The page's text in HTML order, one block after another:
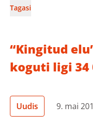
Kuidas aidata?
Abivajajale
Tagasi
“Kingitud
koguti ligi 34
Uudis 9. mai